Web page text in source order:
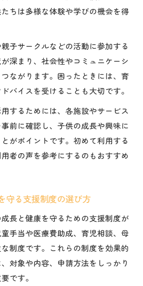
ちは多様な体験や学びの機会を得
子サークルなどの活動に参加する
深まり、社会性やコミュニケーシ
ながります。困ったときには、育
バイスを受けることも大切です。
するためには、各施設やサービス
前に確認し、子供の成長や興味に
がポイントです。初めて利用する
者の声を参考にするのもおすすめ
守る支援制度の選び方
長と健康を守るための支援制度が
手当や医療費助成、育児相談、母
制度です。これらの制度を効果的
対象や内容、申請方法をしっかり
です。